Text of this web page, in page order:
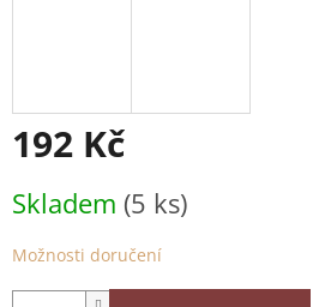
192 Kč
cena:
Skladem (5 ks)
Možnosti doručení